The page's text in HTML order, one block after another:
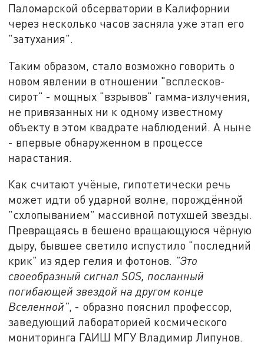
Паломарской обсерватории в Калифорнии
через несколько часов засняла уже этап его
"затухания".
Таким образом, стало возможно говорить о
новом явлении в отношении "всплесков-
сирот" - мощных "взрывов" гамма-излучения,
не привязанных ни к одному известному
объекту в этом квадрате наблюдений. А ныне
- впервые обнаруженном в процессе
нарастания.
Как считают учёные, гипотетически речь
может идти об ударной волне, порождённой
"схлопыванием" массивной потухшей звезды.
Превращаясь в бешено вращающуюся чёрную
дыру, бывшее светило испустило "последний
крик" из ядер гелия и фотонов. "Это
своеобразный сигнал SOS, посланный
погибающей звездой на другом конце
Вселенной", - образно пояснил профессор,
заведующий лабораторией космического
мониторинга ГАИШ МГУ Владимир Липунов.